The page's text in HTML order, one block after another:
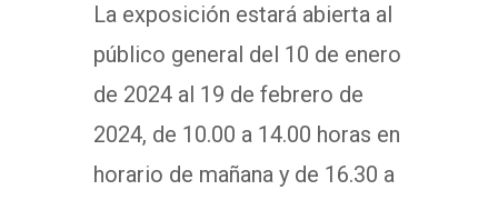
La exposición estará abierta al
público general del 10 de enero
de 2024 al 19 de febrero de
2024, de 10.00 a 14.00 horas en
horario de mañana y de 16.30 a